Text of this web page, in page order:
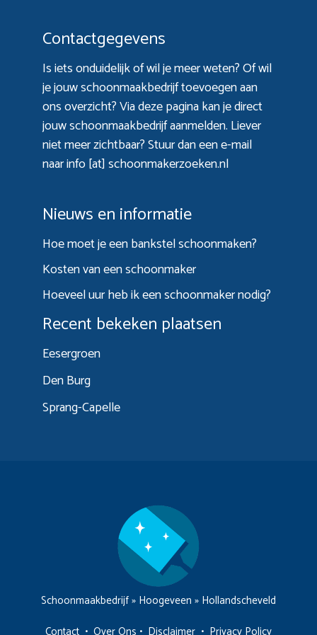
Contactgegevens
Is iets onduidelijk of wil je meer weten? Of wil
je jouw schoonmaakbedrijf toevoegen aan
ons overzicht? Viadeze paginakan je direct
jouw schoonmaakbedrijf aanmelden. Liever
niet meer zichtbaar? Stuur dan een e-mail
naar info [at] schoonmakerzoeken.nl
Nieuws en informatie
Hoe moet je een bankstel schoonmaken?
Kosten van een schoonmaker
Hoeveel uur heb ik een schoonmaker nodig?
Recent bekeken plaatsen
Eesergroen
Den Burg
Sprang-Capelle
Schoonmaakbedrijf» Hoogeveen » Hollandscheveld